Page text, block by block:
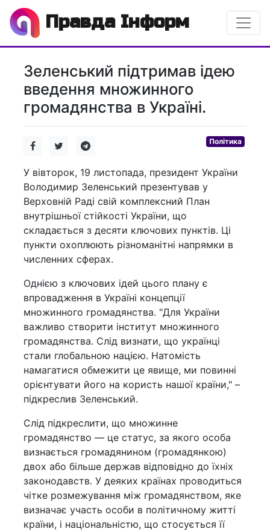
Правда Інформ
Зеленський підтримав ідею
введення множинного
громадянства в Україні.
Політика
У вівторок, 19 листопада, президент України
Володимир Зеленський презентував у
Верховній Раді свій комплексний План
внутрішньої стійкості України, що
складається з десяти ключових пунктів. Ці
пункти охоплюють різноманітні напрямки в
численних сферах.
Однією з ключових ідей цього плану є
впровадження в Україні концепції
множинного громадянства. "Для України
важливо створити інститут множинного
громадянства. Слід визнати, що українці
стали глобальною нацією. Натомість
намагатися обмежити це явище, ми повинні
орієнтувати його на користь нашої країни," –
підкреслив Зеленський.
Слід підкреслити, що множинне
громадянство — це статус, за якого особа
визнається громадянином (громадянкою)
двох або більше держав відповідно до їхніх
законодавств. У деяких країнах проводиться
чітке розмежування між громадянством, яке
визначає участь особи в політичному житті
країни, і національністю, що стосується її